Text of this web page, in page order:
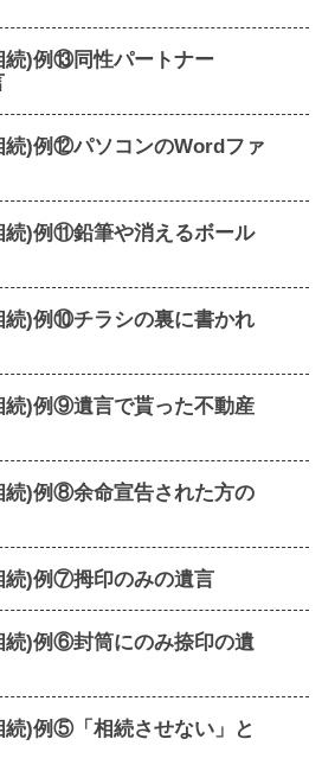
)例⑬同性パートナー
)例⑫パソコンのWordファ
)例⑪鉛筆や消えるボール
)例⑩チラシの裏に書かれ
)例⑨遺言で貰った不動産
)例⑧余命宣告された方の
)例⑦拇印のみの遺言
)例⑥封筒にのみ捺印の遺
)例⑤「相続させない」と